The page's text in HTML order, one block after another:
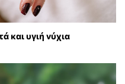
και υγιή νύχια